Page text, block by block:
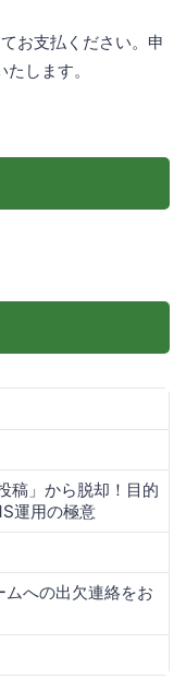
お支払ください。申
します。
稿」から脱却！目的
運用の極意
への出欠連絡をお